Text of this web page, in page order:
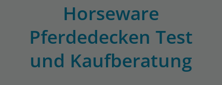
Horseware
Pferdedecken Test
und Kaufberatung